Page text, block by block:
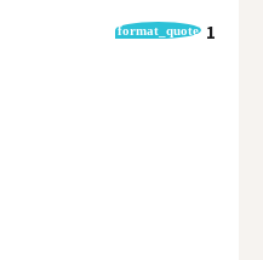
format_quote 1